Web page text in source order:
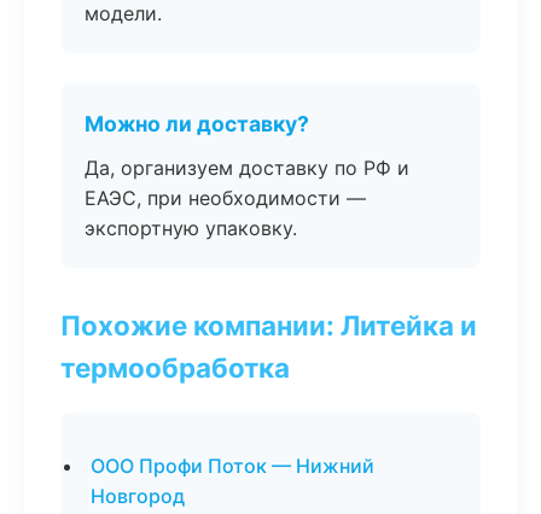
модели.
Можно ли доставку?
Да, организуем доставку по РФ и
ЕАЭС, при необходимости —
экспортную упаковку.
Похожие компании: Литейка и
термообработка
ООО Профи Поток — Нижний
Новгород